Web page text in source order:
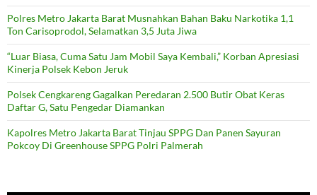
Polres Metro Jakarta Barat Musnahkan Bahan Baku Narkotika 1,1
Ton Carisoprodol, Selamatkan 3,5 Juta Jiwa
“Luar Biasa, Cuma Satu Jam Mobil Saya Kembali,” Korban Apresiasi
Kinerja Polsek Kebon Jeruk
Polsek Cengkareng Gagalkan Peredaran 2.500 Butir Obat Keras
Daftar G, Satu Pengedar Diamankan
Kapolres Metro Jakarta Barat Tinjau SPPG Dan Panen Sayuran
Pokcoy Di Greenhouse SPPG Polri Palmerah